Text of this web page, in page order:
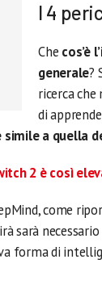
I 4
Che cos’è
generale?
ricerca che
di
a quella
2 è così
come
sarà
forma di